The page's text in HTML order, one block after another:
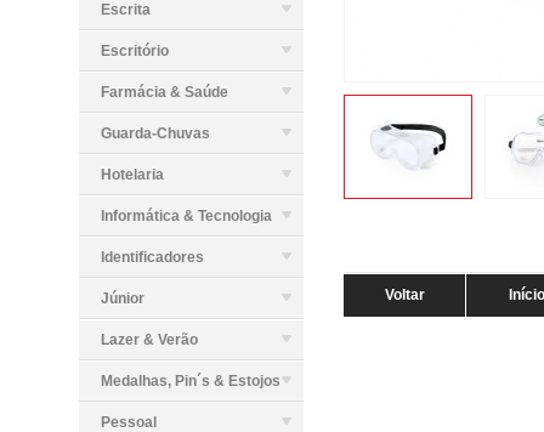
Escrita
Escritório
Farmácia & Saúde
Guarda-Chuvas
Hotelaria
Informática & Tecnologia
Identificadores
Júnior
Lazer & Verão
Medalhas, Pin´s & Estojos
Pessoal
Voltar Início